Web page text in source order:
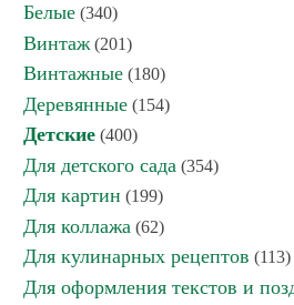
Белые (340)
Винтаж (201)
Винтажные (180)
Деревянные (154)
Детские (400)
Для детского сада (354)
Для картин (199)
Для коллажа (62)
Для кулинарных рецептов (113)
Для оформления текстов и